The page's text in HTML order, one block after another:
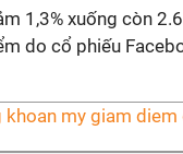
1,3% xuống còn
do cổ phiếu